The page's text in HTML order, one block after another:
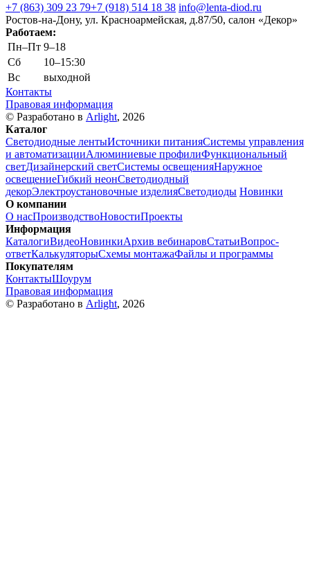
+7 (863) 309 23 79+7 (918) 514 18 38 info@lenta-diod.ru
Ростов-на-Дону, ул. Красноармейская, д.87/50, салон «Декор»
Работаем:
Пн–Пт 9–18
Сб
10–15:30
Вс
выходной
Контакты
Правовая информация
© Разработано в Arlight, 2026
Каталог
Светодиодные лентыИсточники питанияСистемы управления
и автоматизацииАлюминиевые профилиФункциональный
светДизайнерский светСистемы освещенияНаружное
освещениеГибкий неонСветодиодный
декорЭлектроустановочные изделияСветодиоды Новинки
О компании
О насПроизводствоНовостиПроекты
Информация
КаталогиВидеоНовинкиАрхив вебинаровСтатьиВопрос-
ответКалькуляторыСхемы монтажаФайлы и программы
Покупателям
КонтактыШоурум
Правовая информация
© Разработано в Arlight, 2026